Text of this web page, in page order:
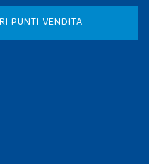
PUNTI VENDITA